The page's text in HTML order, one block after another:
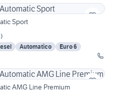
Sport
)
Automatico
Euro 6
AMG Line Premium